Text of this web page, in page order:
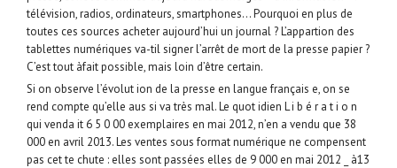
télévision, radios, ordinateurs, smartphones… Pourquoi en plus de
toutes ces sources acheter aujourd’hui un journal ? L’appartion des
tablettes numériques va-til signer l’arrêt de mort de la presse papier ?
C’est tout àfait possible, mais loin d’être certain.
Si on observe l’évolut ion de la presse en langue français e, on se
rend compte qu’elle aus si va très mal. Le quot idien L i b é r a t i o n
qui venda it 6 5 0 00 exemplaires en mai 2012, n’en a vendu que 38
000 en avril 2013. Les ventes sous format numérique ne compensent
pas cet te chute : elles sont passées elles de 9 000 en mai 2012 _ à13